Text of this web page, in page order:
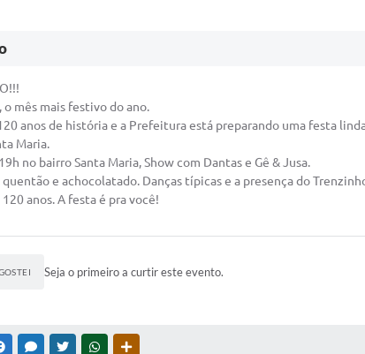
o mês mais festivo do ano.
anos de história e a Prefeitura está preparando uma festa
Maria.
no bairro Santa Maria, Show com Dantas e Gê & Jusa.
e achocolatado. Danças típicas e a presença do
anos. A festa é pra você!
Seja o primeiro a curtir este evento.
FACEBOOKMESSENGER
TWITTERWHATSAPP